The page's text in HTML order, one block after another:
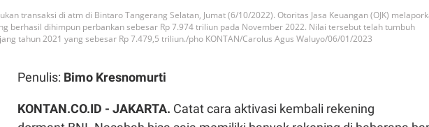
transaksi di atm di Bintaro Tangerang Selatan, Jumat (6/10/2022). Otoritas Jasa Keuangan (OJK)
berhasil dihimpun perbankan sebesar Rp 7.974 triliun pada November 2022. Nilai tersebut telah tumbuh
tahun 2021 yang sebesar Rp 7.479,5 triliun./pho KONTAN/Carolus Agus Waluyo/06/01/2023
Penulis: Bimo Kresnomurti
KONTAN.CO.ID - JAKARTA. Catat cara aktivasi kembali rekening